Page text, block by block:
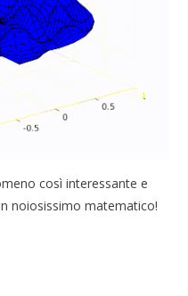
così interessante e
noiosissimo matematico!